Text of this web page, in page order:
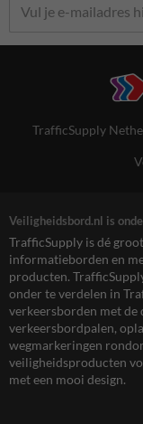
TrafficSupply
Veiligheidsbord.nl is
TrafficSupply is dé
informatieborden en
producten.
onder te verdelen in
verkeersborden met de
verkeersbordpalen,
wegmarkeringen
veiligheidsproducten
met een mooi design.